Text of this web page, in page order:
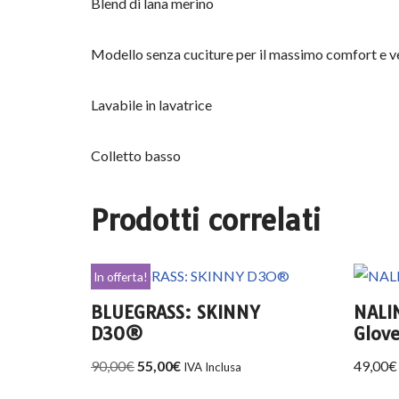
Modello senza cuciture per il massimo comfort e
Lavabile in lavatrice
Colletto basso
Prodotti correlati
In offerta!
BLUEGRASS: SKINNY
D3O®
90,00€55,00€ IVA Inclusa 49,00€